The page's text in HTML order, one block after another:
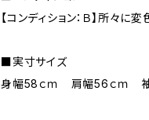
【コンディション：Ｂ】所々に
■実寸サイズ
身幅58ｃｍ 肩幅56ｃｍ